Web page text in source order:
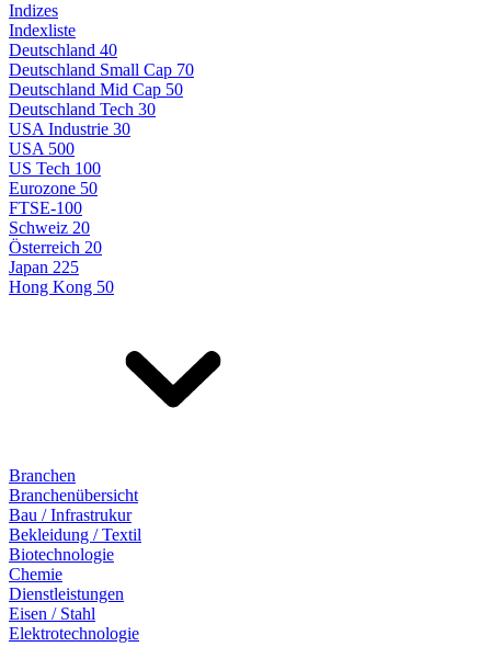
Indizes
Indexliste
Deutschland 40
Deutschland Small Cap 70
Deutschland Mid Cap 50
Deutschland Tech 30
USA Industrie 30
USA 500
US Tech 100
Eurozone 50
FTSE-100
Schweiz 20
Österreich 20
Japan 225
Hong Kong 50
Branchen
Branchenübersicht
Bau / Infrastrukur
Bekleidung / Textil
Biotechnologie
Chemie
Dienstleistungen
Eisen / Stahl
Elektrotechnologie